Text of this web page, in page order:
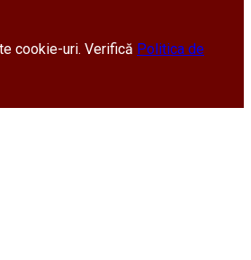
cookie-uri. Verifică Politica de